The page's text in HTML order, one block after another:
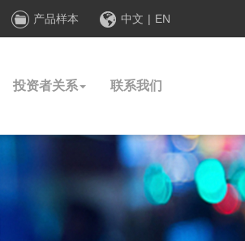
产品样本 中文 | EN
投资者关系 联系我们